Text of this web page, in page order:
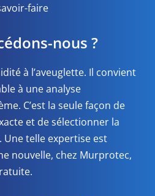
faire
nous ?
à l’aveuglette. Il convient
à une analyse
C’est la seule façon de
et de sélectionner la
telle expertise est
nouvelle, chez Murprotec,